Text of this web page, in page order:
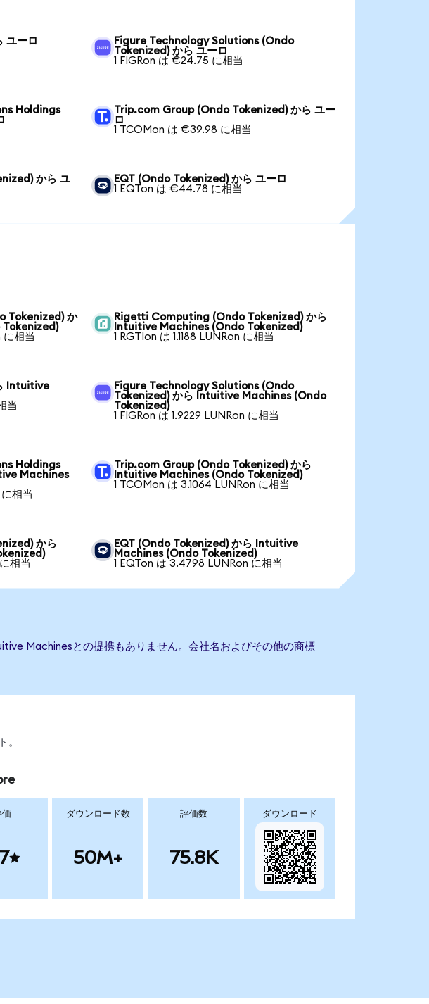
ユーロ
Figure Technology Solutions (Ondo
Tokenized) から ユーロ
1 FIGRon は €24.75 に相当
Holdings
Trip.com Group (Ondo Tokenized) から ユー
ロ
1 TCOMon は €39.98 に相当
から ユ
EQT (Ondo Tokenized) から ユーロ
1 EQTon は €44.78 に相当
Tokenized) か
に相当
Rigetti Computing (Ondo Tokenized) から
Intuitive Machines (Ondo Tokenized)
1 RGTIon は 1.1188 LUNRon に相当
Intuitive
当
Figure Technology Solutions (Ondo
Tokenized) から Intuitive Machines (Ondo
Tokenized)
1 FIGRon は 1.9229 LUNRon に相当
Holdings
Machines
相当
Trip.com Group (Ondo Tokenized) から
Intuitive Machines (Ondo Tokenized)
1 TCOMon は 3.1064 LUNRon に相当
から
相当
EQT (Ondo Tokenized) から Intuitive
Machines (Ondo Tokenized)
1 EQTon は 3.4798 LUNRon に相当
Machinesとの提携もありません。会社名およびその他の商標
。
価 ダウンロード数
50M+
評価数
75.8K
ダウンロード